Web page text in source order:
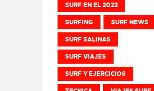
SURF EN EL 2023
SURFING SURF NEWS
SURF SALINAS
SURF VIAJES
SURF Y EJERCICIOS